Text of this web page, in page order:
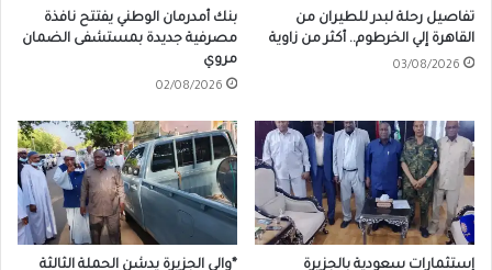
تفاصيل رحلة لبدر للطيران من
القاهرة إلي الخرطوم.. أكثر من زاوية
03/08/2026
بنك أمدرمان الوطني يفتتح نافذة
مصرفية جديدة بمستشفى الضمان
مروي
02/08/2026
إستثمارات سعودية بالجزيرة
*والي الجزيرة يدشن الحملة الثالثة